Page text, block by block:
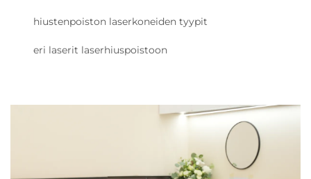
hiustenpoiston laserkoneiden tyypit
eri laserit laserhiuspoistoon